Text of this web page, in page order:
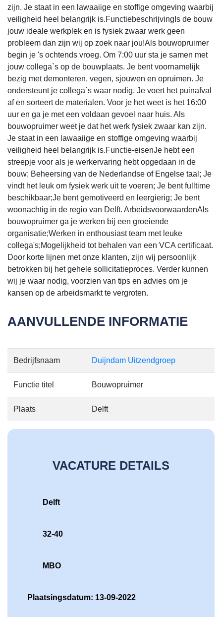
zijn. Je staat in een lawaaiige en stoffige omgeving waarbij
veiligheid heel belangrijk is.FunctiebeschrijvingIs de bouw
jouw ideale werkplek en is fysiek zwaar werk geen
probleem dan zijn wij op zoek naar jou!Als bouwopruimer
begin je 's ochtends vroeg. Om 7:00 uur sta je samen met
jouw collega`s op de bouwplaats. Je bent voornamelijk
bezig met demonteren, vegen, sjouwen en opruimen. Je
ondersteunt je collega`s waar nodig. Je voert het puinafval
af en sorteert de materialen. Voor je het weet is het 16:00
uur en ga je met een voldaan gevoel naar huis. Als
bouwopruimer weet je dat het werk fysiek zwaar kan zijn.
Je staat in een lawaaiige en stoffige omgeving waarbij
veiligheid heel belangrijk is.Functie-eisenJe hebt een
streepje voor als je werkervaring hebt opgedaan in de
bouw; Beheersing van de Nederlandse of Engelse taal; Je
vindt het leuk om fysiek werk uit te voeren; Je bent fulltime
beschikbaar;Je bent gemotiveerd en leergierig; Je bent
woonachtig in de regio van Delft. ArbeidsvoorwaardenAls
bouwopruimer ga je werken bij een groeiende
organisatie;Werken in enthousiast team met leuke
collega's;Mogelijkheid tot behalen van een VCA certificaat.
Door korte lijnen met onze klanten, zijn wij persoonlijk
betrokken bij het gehele sollicitatieproces. Verder kunnen
wij je waar nodig, voorzien van tips en advies om je
kansen op de arbeidsmarkt te vergroten.
AANVULLENDE INFORMATIE
Bedrijfsnaam Duijndam Uitzendgroep
Functie titel Bouwopruimer
Plaats Delft
VACATURE DETAILS
Delft
32-40
MBO
Plaatsingsdatum: 13-09-2022